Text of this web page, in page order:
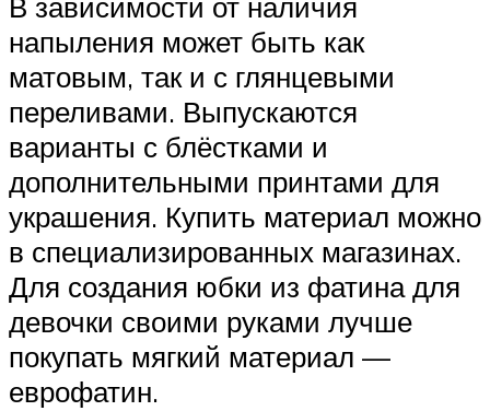
В зависимости от наличия
напыления может быть как
матовым, так и с глянцевыми
переливами. Выпускаются
варианты с блёстками и
дополнительными принтами для
украшения. Купить материал можно
в специализированных магазинах.
Для создания юбки из фатина для
девочки своими руками лучше
покупать мягкий материал —
еврофатин.